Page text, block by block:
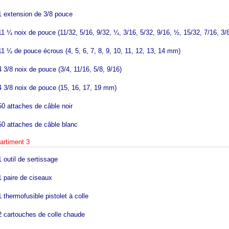
extension de 3/8 pouce
¼ noix de pouce (11/32, 5/16, 9/32, ¼, 3/16, 5/32, 9/16, ½, 15/32, 7/16, 3/
¼ de pouce écrous (4, 5, 6, 7, 8, 9, 10, 11, 12, 13, 14 mm)
3/8 noix de pouce (3/4, 11/16, 5/8, 9/16)
3/8 noix de pouce (15, 16, 17, 19 mm)
attaches de câble noir
attaches de câble blanc
3
outil de sertissage
paire de ciseaux
thermofusible pistolet à colle
cartouches de colle chaude